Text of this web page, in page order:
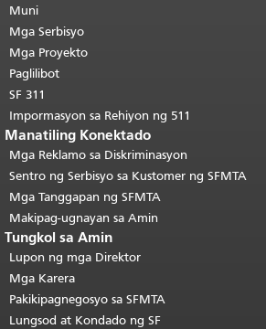
pahina.
pahinang ito ay nauulit sa bawat
pahina.Bumalik sa itaas ng
pangunahing nilalaman
Muni
Mga Serbisyo
Mga Proyekto
Paglilibot
SF 311
Impormasyon sa Rehiyon ng 511
Manatiling Konektado
Mga Reklamo sa Diskriminasyon
Sentro ng Serbisyo sa Kustomer ng SFMTA
Mga Tanggapan ng SFMTA
Makipag-ugnayan sa Amin
Tungkol sa Amin
Lupon ng mga Direktor
Mga Karera
Pakikipagnegosyo sa SFMTA
Lungsod at Kondado ng SF